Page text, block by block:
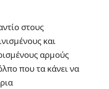
στους
και
αρμούς
που τα κάνει να